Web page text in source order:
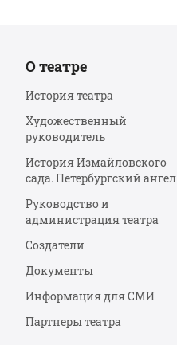
О театре
История театра
Художественный
руководитель
История Измайловского
сада. Петербургский ангел
Руководство и
администрация театра
Создатели
Документы
Информация для СМИ
Партнеры театра